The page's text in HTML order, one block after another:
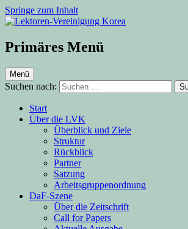
Springe zum Inhalt
Lektoren-Vereinigung Korea
Primäres Menü
Menü
Suchen nach:
Start
Über die LVK
Überblick und Ziele
Struktur
Rückblick
Partner
Satzung
Arbeitsgruppenordnung
DaF-Szene
Über die Zeitschrift
Call for Papers